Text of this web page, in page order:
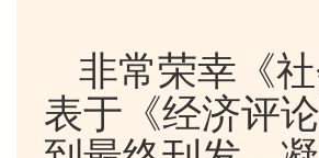
非常荣幸《
表于《经济评论